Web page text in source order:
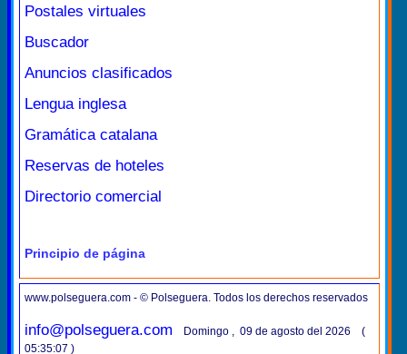
Postales virtuales
Buscador
Anuncios clasificados
Lengua inglesa
Gramática catalana
Reservas de hoteles
Directorio comercial
Principio de página
www.polseguera.com - © Polseguera. Todos los derechos reservados
info@polseguera.com
Domingo , 09 de agosto del 2026 (
05:35:07 )